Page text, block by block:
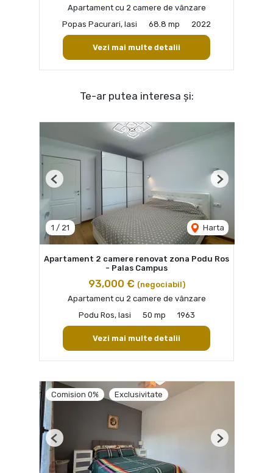
Apartament cu 2 camere de vânzare
Popas Pacurari, Iasi
68.8 mp 2022
Vezi mai multe detalii
Te-ar putea interesa și:
1 / 21 Harta
Previous Next
Apartament 2 camere renovat zona Podu Ros
- Palas Campus
93,000 € (negociabil)
Apartament cu 2 camere de vânzare
Podu Ros, Iasi
50 mp 1963
Vezi mai multe detalii
Comision 0% Exclusivitate
Previous Next